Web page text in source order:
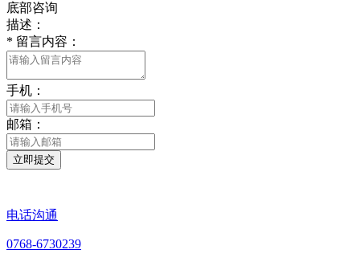
底部咨询
描述：
* 留言内容：
手机：
邮箱：
立即提交
电话沟通
0768-6730239